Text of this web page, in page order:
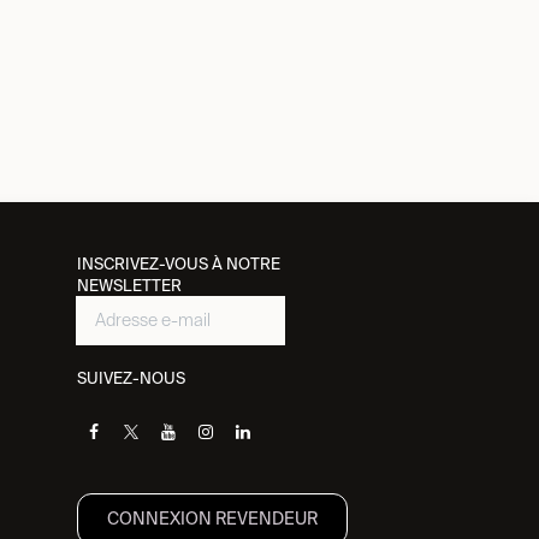
INSCRIVEZ-VOUS À NOTRE
NEWSLETTER
SUIVEZ-NOUS
CONNEXION REVENDEUR